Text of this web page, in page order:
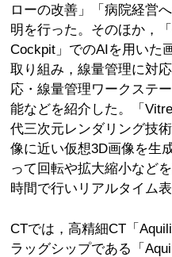
ローの改善」「病院経営
明を行った。そのほか，
Cockpit」でのAIを用いた
取り組み，線量管理に対
応・線量管理ワークステ
能などを紹介した。「
代三次元レンダリング技
像に近い仮想3D画像を生
って回転や拡大縮小など
時間で行いリアルタイム
CTでは，高精細CT「
ラッグシップである「